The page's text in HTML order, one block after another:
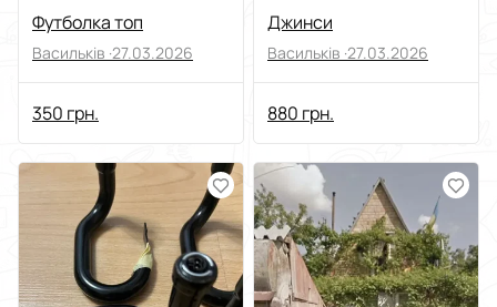
Футболка топ
Васильків ·27.03.2026
350 грн.
Джинси
Васильків ·27.03.2026
880 грн.